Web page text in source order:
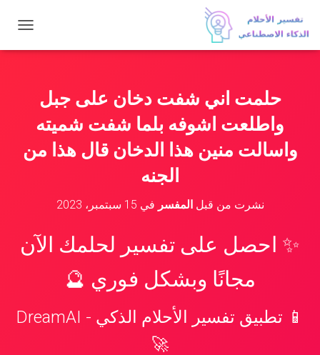
ب
ق
حلمت اني شفت دخان على جبل
واطلعت اشوفه بلما شفت شميته
واسالت منين هذا الدخان قال هذا من
الجنه
نشرت من قبلالمفسر في 15 سبتمبر، 2023
✨ احصل على تفسير لحلمك الآن
مجانًا وبشكل فوري 🔮
📱 تطبيق تفسير الأحلام الذكي - DreamAI
🚀